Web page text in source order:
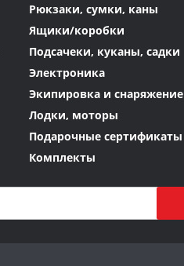
Рюкзаки, сумки, каны
Ящики/коробки
Подсачеки, куканы, садки
Электроника
Экипировка и снаряжение
Лодки, моторы
Подарочные сертификаты
Комплекты